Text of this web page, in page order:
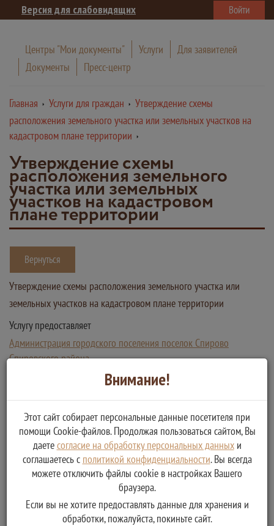
Версия для слабовидящих Войти
Центры "Мои документы" Услуги
Для заявителей
Документы
Пресс-центр
Главная Услуги для граждан
Утверждение схемы
расположения земельного участка или земельных участков на
кадастровом плане территории
Утверждение схемы
расположения земельного
участка или земельных
участков на кадастровом
плане территории
Вернуться
Утверждение схемы расположения земельного участка или
земельных участков на кадастровом плане территории
Услугу предоставляет
Администрация городского поселения поселок Спирово
Спировского района
Утверждение схемы расположения земельного участка или
земельных участков на кадастровом плане территории
Внимание!
Этот сайт собирает персональные данные посетителя при
помощи Cookie-файлов. Продолжая пользоваться сайтом, Вы
даетесогласие на обработку персональных данныхи
соглашаетесь с политикой конфиденциальности. Вы всегда
можете отключить файлы cookie в настройках Вашего
браузера.
Если вы не хотите предоставлять данные для хранения и
обработки, пожалуйста, покиньте сайт.